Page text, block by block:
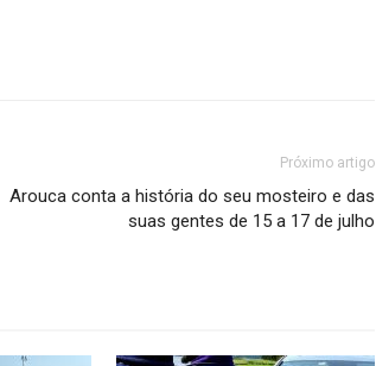
Próximo artigo
Arouca conta a história do seu mosteiro e das
suas gentes de 15 a 17 de julho